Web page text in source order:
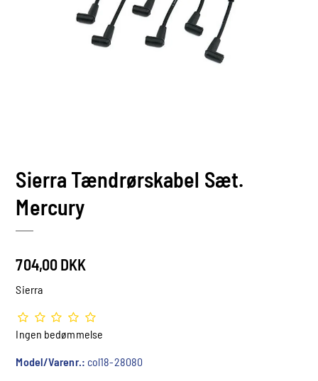
Sierra Tændrørskabel Sæt.
Mercury
704,00 DKK
Sierra
Ingen bedømmelse
Model/Varenr.: col18-28080